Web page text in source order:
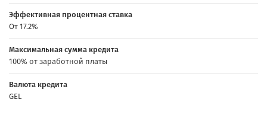
Эффективная процентная ставка
От 17.2%
Максимальная сумма кредита
100% от заработной платы
Валюта кредита
GEL